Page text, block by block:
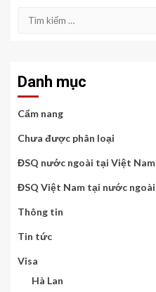
Tìm
Danh mục
Cẩm nang
Chưa được phân loại
ĐSQ nước ngoài tại Việt Nam
ĐSQ Việt Nam tại nước ngoài
Thông tin
Tin tức
Visa
Hà Lan